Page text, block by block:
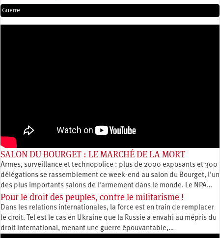
Guerre
SALON DU BOURGET : LE MARCHÉ DE LA MORT
Armes, surveillance et technopolice : plus de 2000 exposants et 300
délégations se rassemblement ce week-end au salon du Bourget, l'un
des plus importants salons de l'armement dans le monde. Le NPA…
Pour le droit des peuples, contre le militarisme !
Dans les relations internationales, la force est en train de remplacer
le droit. Tel est le cas en Ukraine que la Russie a envahi au mépris du
droit international, menant une guerre épouvantable,…